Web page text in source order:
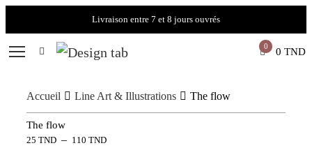
Livraison entre 7 et 8 jours ouvrés
0 0 TND
Accueil Line Art & Illustrations The flow
The flow
25 TND – 110 TND